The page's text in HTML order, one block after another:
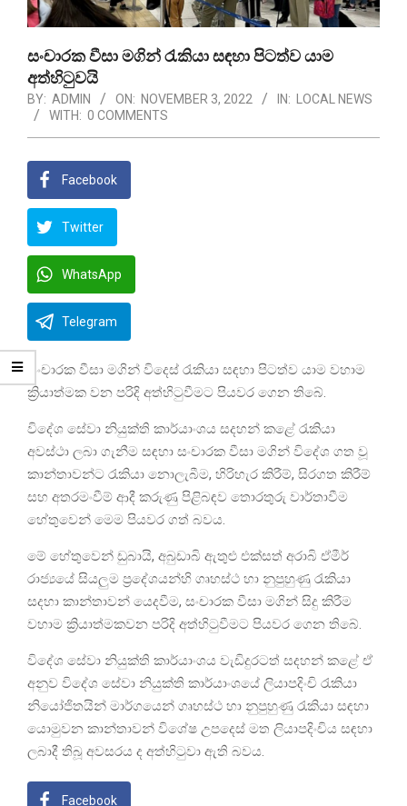
සංචාරක වීසා මගින් රැකියා සඳහා පිටත්ව යාම
අත්හිටුවයි
BY: ADMIN ON: NOVEMBER 3, 2022 IN:
LOCAL NEWS
WITH: 0 COMMENTS
Facebook
Twitter
WhatsApp
Telegram
සංචාරක වීසා මගින් විදෙස් රැකියා සඳහා පිටත්ව යාම වහාම
ක්‍රියාත්මක වන පරිදි අත්හිටුවීමට පියවර ගෙන තිබේ.
විදේශ සේවා නියුක්ති කාර්යාංශය සදහන් කළේ රැකියා
අවස්ථා ලබා ගැනීම සඳහා සංචාරක වීසා මගින් විදේශ ගත වූ
කාන්තාවන්ට රැකියා නොලැබීම, හිරිහැර කිරීම්, සිරගත කිරීම්
සහ අතරමංවීම් ආදී කරුණු පිළිබඳව තොරතුරු වාර්තාවීම
හේතුවෙන් මෙම පියවර ගත් බවය.
මේ හේතුවෙන් ඩුබායි, අබුඩාබි ඇතුළු එක්සත් අරාබි ඒමීර්
රාජ්‍යයේ සියලුම ප්‍රදේශයන්හි ගෘහස්ථ හා නුපුහුණු රැකියා
සදහා කාන්තාවන් යෙදවීම, සංචාරක වීසා මගින් සිදු කිරීම
වහාම ක්‍රියාත්මකවන පරිදි අත්හිටුවීමට පියවර ගෙන තිබේ.
විදේශ සේවා නියුක්ති කාර්යාංශය වැඩිදුරටත් සදහන් කළේ ඒ
අනුව විදේශ සේවා නියුක්ති කාර්යාංශයේ ලියාපදිංචි රැකියා
නියෝජිතයින් මාර්ගයෙන් ගෘහස්ථ හා නුපුහුණු රැකියා සඳහා
යොමුවන කාන්තාවන් විශේෂ උපදෙස් මත ලියාපදිංචිය සඳහා
ලබාදී තිබූ අවසරය ද අත්හිටුවා ඇති බවය.
Facebook